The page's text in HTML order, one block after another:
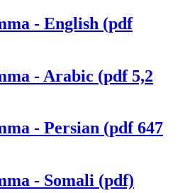
- English (pdf
- Arabic (pdf 5,2
- Persian (pdf 647
- Somali (pdf)